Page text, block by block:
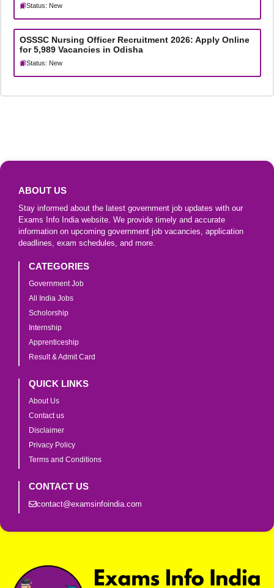
Status: New
OSSSC Nursing Officer Recruitment 2026: Apply Online
for 5,989 Vacancies in Odisha
Status: New
ABOUT US
Stay informed about the latest government job updates with our
Exams Info India website. We provide timely and accurate
information on upcoming government job vacancies, application
deadlines, exam schedules, and more.
CATEGORIES
Government Job
All India Jobs
Scholorship
Internship
Apprenticeship
Result & Admit Card
QUICK LINKS
About Us
Contact us
Disclaimer
Privacy Policy
Terms and Conditions
CONTACT US
contact@examsinfoindia.com